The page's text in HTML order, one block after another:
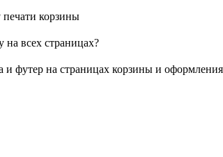
корзины
на всех страницах?
футер на страницах корзины и оформления